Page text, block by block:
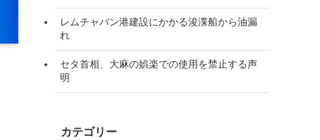
レムチャバン港建設にかかる浚渫船から油漏
れ
セタ首相、大麻の娯楽での使用を禁止する声
明
カテゴリー